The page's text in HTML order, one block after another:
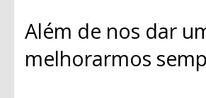
Além de nos dar
melhorarmos